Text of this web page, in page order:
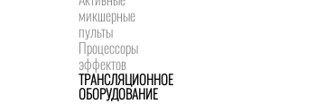
микшерные
пульты
Процессоры
эффектов
ТРАНСЛЯЦИОННОЕ
ОБОРУДОВАНИЕ